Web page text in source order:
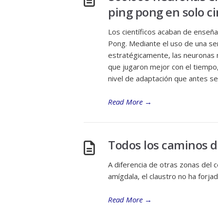
ping pong en solo
Los científicos acaban de
Pong. Mediante el uso de una
estratégicamente, las neuronas
que jugaron mejor con el
nivel de adaptación que antes
Read More →
Todos los caminos
A diferencia de otras zonas del
amígdala, el claustro no ha
Read More →